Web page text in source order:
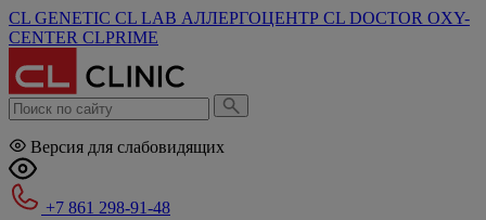
CL GENETIC CL LAB АЛЛЕРГОЦЕНТР CL DOCTOR OXY-
CENTER CLPRIME
Версия для слабовидящих
+7 861 298-91-48